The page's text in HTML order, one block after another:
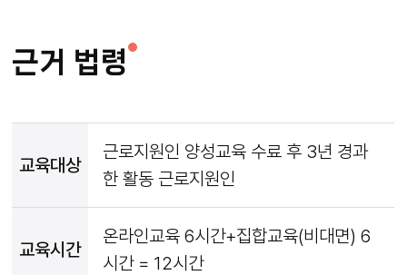
근거 법령
교육대상
근로지원인 양성교육 수료 후 3년 경과
한 활동 근로지원인
교육시간
온라인교육 6시간+집합교육(비대면) 6
시간 = 12시간